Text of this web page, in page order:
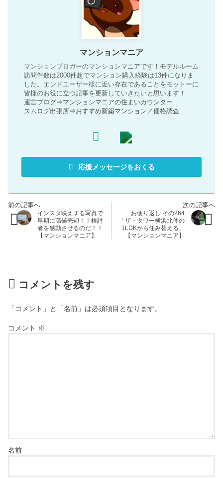
マンションマニア
マンションブロガーのマンションマニアです！モデルルーム
訪問件数は2000件超でマンション購入経験は13件になりま
した。エンドユーザー様に近い存在であることをモットーに
皆様のお役に立つ記事を更新していきたいと思います！
運営ブログ⇒マンションマニアの住まいカウンター
スムログ出張所⇒おすすめ新築マンション ／価格調査
応援メッセージをおくる
インスタ映えする写真で
早期に高値売却！！検討
者を感動させるのだ！！
【マンションマニア】
お便り返し その264
「ザ・タワー横浜北仲の
1LDKから住み替える」
【マンションマニア】
コメントを残す
「コメント」と「名前」は必須項目となります。
コメント ※
名前